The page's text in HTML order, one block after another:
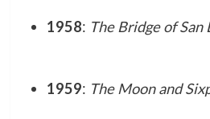
1958: The Bridge of San
1959: The Moon and